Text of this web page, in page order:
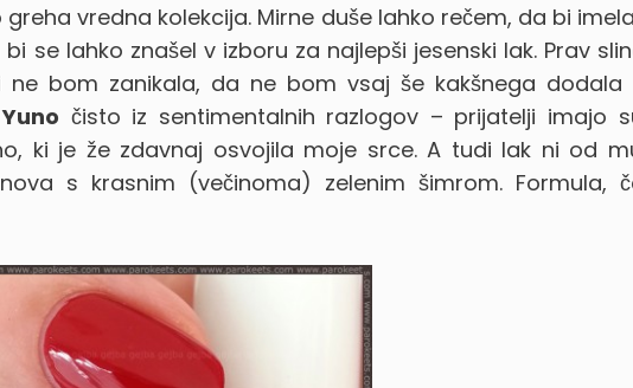
vredna kolekcija. Mirne duše lahko rečem, da bi
se lahko znašel v izboru za najlepši jesenski lak. Prav
bom zanikala, da ne bom vsaj še kakšnega dodala
Yuno čisto iz sentimentalnih razlogov – prijatelji imajo
ki je že zdavnaj osvojila moje srce. A tudi lak ni od
s krasnim (večinoma) zelenim šimrom. Formula,